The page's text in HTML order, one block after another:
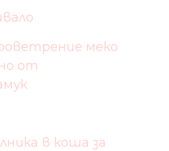
меко
от
в коша за